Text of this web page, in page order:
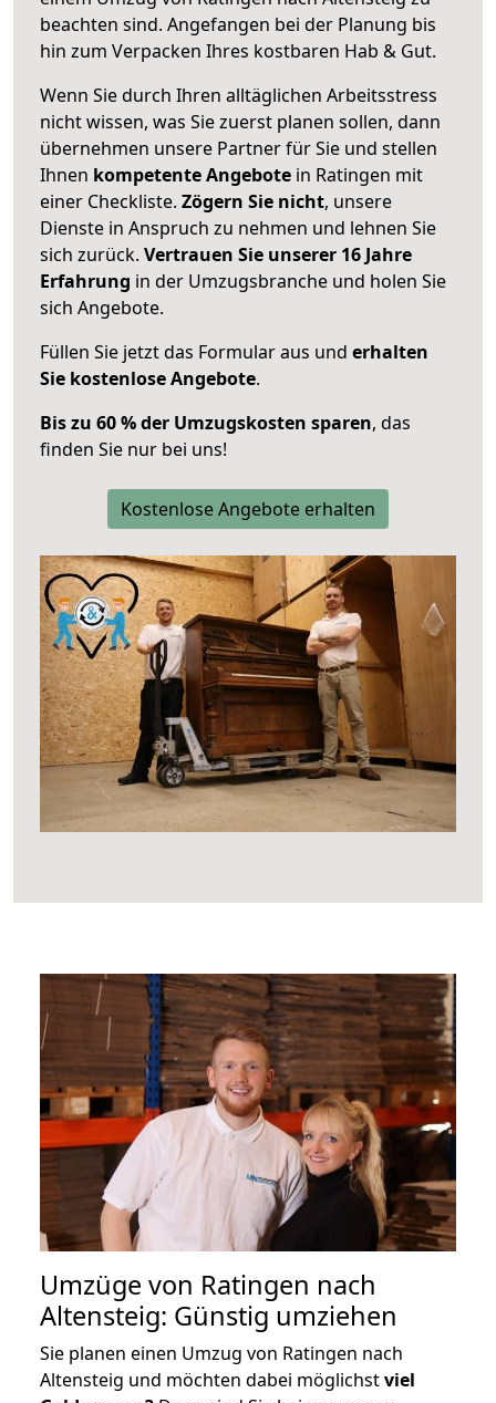
beachten sind. Angefangen bei der Planung bis
hin zum Verpacken Ihres kostbaren Hab & Gut.
Wenn Sie durch Ihren alltäglichen Arbeitsstress
nicht wissen, was Sie zuerst planen sollen, dann
übernehmen unsere Partner für Sie und stellen
Ihnen kompetente Angebote in Ratingen mit
einer Checkliste. Zögern Sie nicht, unsere
Dienste in Anspruch zu nehmen und lehnen Sie
sich zurück. Vertrauen Sie unserer 16 Jahre
Erfahrung in der Umzugsbranche und holen Sie
sich Angebote.
Füllen Sie jetzt das Formular aus und erhalten
Sie kostenlose Angebote.
Bis zu 60 % der Umzugskosten sparen, das
finden Sie nur bei uns!
Kostenlose Angebote erhalten
Umzüge von Ratingen nach
Altensteig: Günstig umziehen
Sie planen einen Umzug von Ratingen nach
Altensteig und möchten dabei möglichstviel